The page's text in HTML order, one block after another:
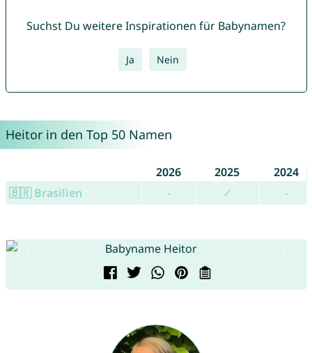
Suchst Du weitere Inspirationen für Babynamen?
Ja Nein
Heitor in den Top 50 Namen
2026 2025
2024
🇧🇷 Brasilien
- ✓ -